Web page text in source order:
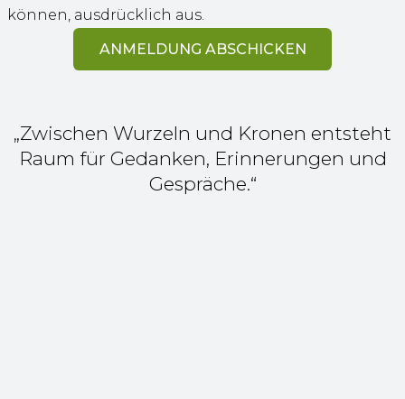
können, ausdrücklich aus.
ANMELDUNG ABSCHICKEN
„Zwischen Wurzeln und Kronen entsteht
Raum für Gedanken, Erinnerungen und
Gespräche.“